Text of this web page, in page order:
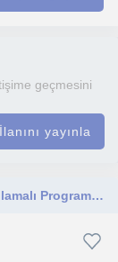
geçmesini
İlanını yayınla
Sıfırdan Yazılıma Başlamak İsteyenlere Uygulamalı Programlama Dersi